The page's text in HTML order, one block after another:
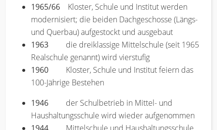
1965/66 Kloster, Schule und Institut werden
modernisiert; die beiden Dachgeschosse (Längs-
und Querbau) aufgestockt und ausgebaut
1963 die dreiklassige Mittelschule (seit 1965
Realschule genannt) wird vierstufig
1960 Kloster, Schule und Institut feiern das
100-Jährige Bestehen
1946 der Schulbetrieb in Mittel- und
Haushaltungsschule wird wieder aufgenommen